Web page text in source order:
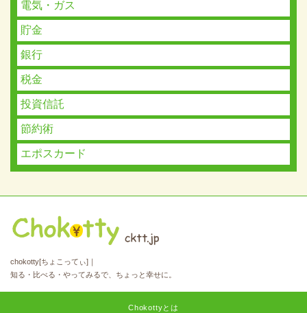
電気・ガス
貯金
銀行
税金
投資信託
節約術
エポスカード
chokotty[ちょこってぃ]｜
知る・比べる・やってみるで、ちょっと幸せに。
Chokottyとは